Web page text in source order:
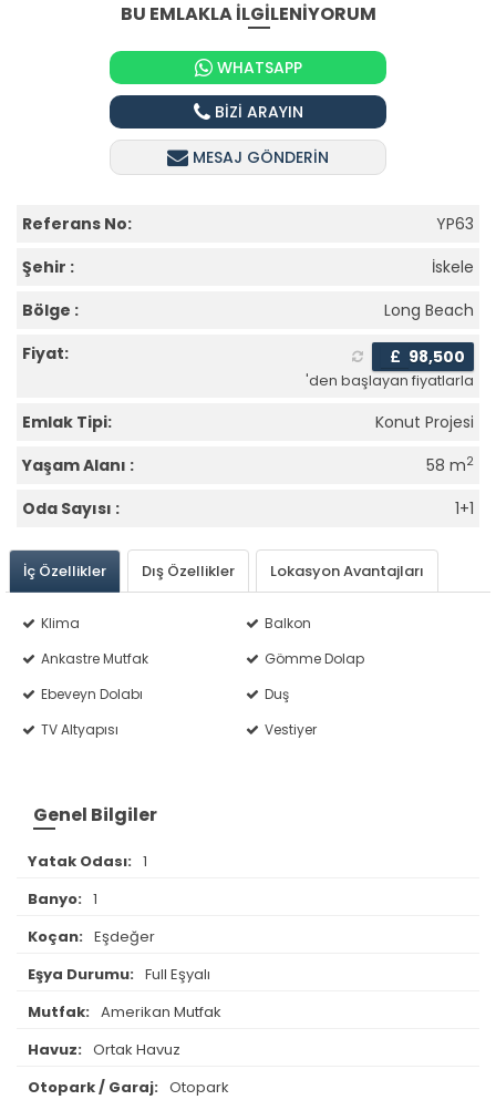
BU EMLAKLA İLGİLENİYORUM
WHATSAPP
BİZİ ARAYIN
MESAJ GÖNDERİN
Referans No:
YP63
Şehir :
İskele
Bölge :
Long Beach
Fiyat:
£ 98,500
'den başlayan fiyatlarla
Emlak Tipi:
Konut Projesi
Yaşam Alanı :
58 m2
Oda Sayısı : 1+1
İç Özellikler Dış Özellikler Lokasyon Avantajları
Klima
Balkon
Ankastre Mutfak
Gömme Dolap
Ebeveyn Dolabı
Duş
TV Altyapısı
Vestiyer
Genel Bilgiler
Yatak Odası: 1
Banyo: 1
Koçan: Eşdeğer
Eşya Durumu: Full Eşyalı
Mutfak: Amerikan Mutfak
Havuz: Ortak Havuz
Otopark / Garaj: Otopark